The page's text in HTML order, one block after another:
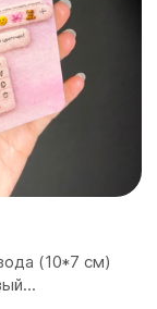
(10*7 см)